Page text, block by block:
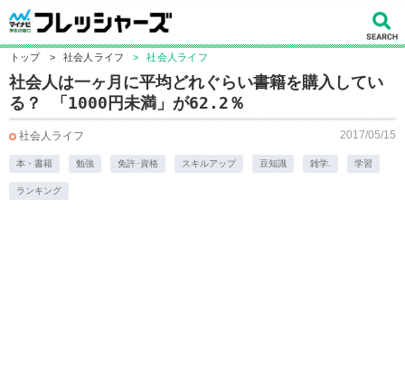
トップ > 社会人ライフ > 社会人ライフ
社会人は一ヶ月に平均どれぐらい書籍を購入してい
る？ 「1000円未満」が62.2％
社会人ライフ 2017/05/15
本・書籍 勉強 免許･資格 スキルアップ 豆知識 雑学. 学習
ランキング